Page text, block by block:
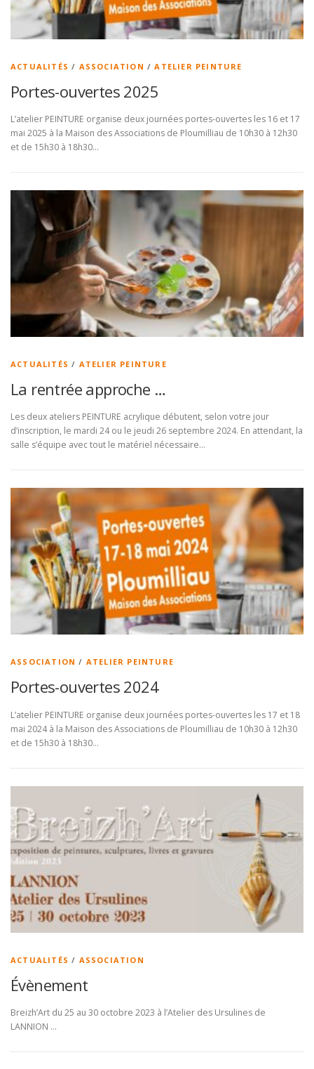
ACTUALITÉS / ASSOCIATION /ATELIER PEINTURE
Portes-ouvertes 2025
L’atelier PEINTURE organise deux journées portes-ouvertes les 16 et 17
mai 2025 à la Maison des Associations de Ploumilliau de 10h30 à 12h30
et de 15h30 à 18h30…
ACTUALITÉS / ATELIER PEINTURE
La rentrée approche …
Les deux ateliers PEINTURE acrylique débutent, selon votre jour
d’inscription, le mardi 24 ou le jeudi 26 septembre 2024. En attendant, la
salle s’équipe avec tout le matériel nécessaire…
ASSOCIATION / ATELIER PEINTURE
Portes-ouvertes 2024
L’atelier PEINTURE organise deux journées portes-ouvertes les 17 et 18
mai 2024 à la Maison des Associations de Ploumilliau de 10h30 à 12h30
et de 15h30 à 18h30…
ACTUALITÉS / ASSOCIATION
Évènement
Breizh’Art du 25 au 30 octobre 2023 à l’Atelier des Ursulines de
LANNION …